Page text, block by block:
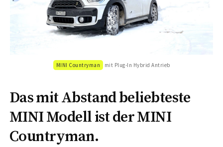
MINI Countryman mit Plug-In Hybrid Antrieb
Das mit Abstand beliebteste
MINI Modell ist der MINI
Countryman.